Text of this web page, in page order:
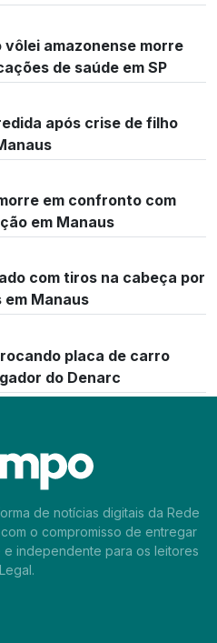
vôlei amazonense morre
de saúde em SP
após crise de filho
em confronto com
em Manaus
com tiros na cabeça por
Manaus
placa de carro
do Denarc
de notícias digitais da Rede
o compromisso de entregar
independente para os leitores